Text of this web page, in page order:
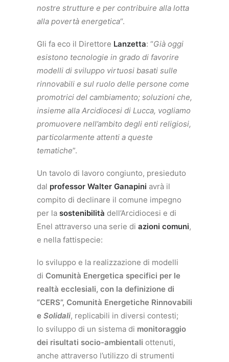
nostre strutture e per contribuire alla lotta
alla povertà energetica“.
Gli fa eco il Direttore Lanzetta: “Già oggi
esistono tecnologie in grado di favorire
modelli di sviluppo virtuosi basati sulle
rinnovabili e sul ruolo delle persone come
promotrici del cambiamento; soluzioni che,
insieme alla Arcidiocesi di Lucca, vogliamo
promuovere nell’ambito degli enti religiosi,
particolarmente attenti a queste
tematiche”.
Un tavolo di lavoro congiunto, presieduto
dal professor Walter Ganapini avrà il
compito di declinare il comune impegno
per la sostenibilità dell’Arcidiocesi e di
Enel attraverso una serie di azioni comuni,
e nella fattispecie:
lo sviluppo e la realizzazione di modelli
di Comunità Energetica specifici per le
realtà ecclesiali, con la definizione di
“CERS”, Comunità Energetiche Rinnovabili
e Solidali, replicabili in diversi contesti;
lo sviluppo di un sistema di monitoraggio
dei risultati socio-ambientali ottenuti,
anche attraverso l’utilizzo di strumenti